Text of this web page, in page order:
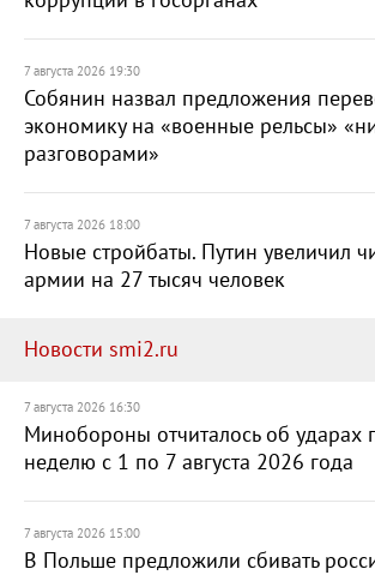
7 августа 2026 19:30
Собянин назвал предложения
экономику на «военные рельсы»
разговорами»
7 августа 2026 18:00
Новые стройбаты. Путин увеличил
армии на 27 тысяч человек
Новости smi2.ru
7 августа 2026 16:30
Минобороны отчиталось об ударах
неделю с 1 по 7 августа 2026 года
7 августа 2026 15:00
В Польше предложили сбивать